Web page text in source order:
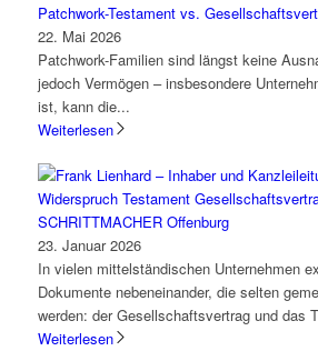
Patchwork-Testament vs.
22. Mai 2026
Patchwork-Familien sind längst keine
jedoch Vermögen – insbesondere
ist, kann die...
Weiterlesen
Widerspruch Testament
SCHRITTMACHER Offenburg
23. Januar 2026
In vielen mittelständischen Unternehmen
Dokumente nebeneinander, die selten
werden: der Gesellschaftsvertrag und das
Weiterlesen